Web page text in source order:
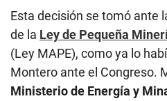
Esta decisión se tomó ante
de la Ley de Pequeña
(Ley MAPE), como ya lo
Montero ante el Congreso.
Ministerio de Energía y